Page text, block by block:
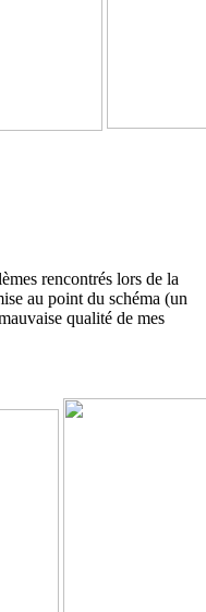
rencontrés lors de la
au point du schéma (un
qualité de mes